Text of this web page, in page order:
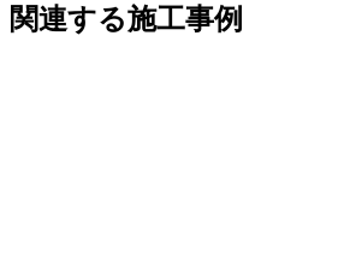
関連する施工事例